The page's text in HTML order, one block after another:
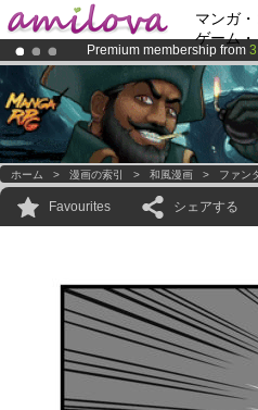
マンガ・
ゲーム
Premium membership from
AmilovaKickstarter is now
Already 100000members
ホーム > 漫画の索引 > 和風漫画 > ファン
Favourites シェアする